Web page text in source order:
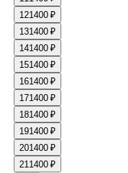
121400 ₽
131400 ₽
141400 ₽
151400 ₽
161400 ₽
171400 ₽
181400 ₽
191400 ₽
201400 ₽
211400 ₽